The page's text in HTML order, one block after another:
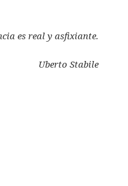
es real y asfixiante.
Uberto Stabile